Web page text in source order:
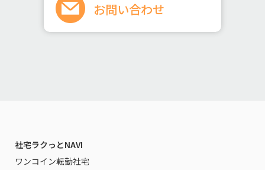
お問い合わせ
社宅ラクっとNAVI
ワンコイン転勤社宅